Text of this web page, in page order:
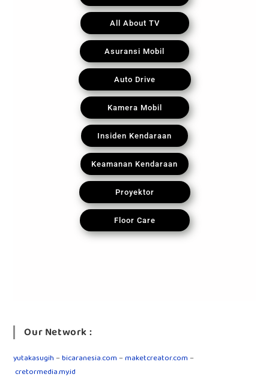
All About TV
Asuransi Mobil
Auto Drive
Kamera Mobil
Insiden Kendaraan
Keamanan Kendaraan
Proyektor
Floor Care
Our Network :
yutakasugih–bicaranesia.com–maketcreator.com–
cretormedia.my.id